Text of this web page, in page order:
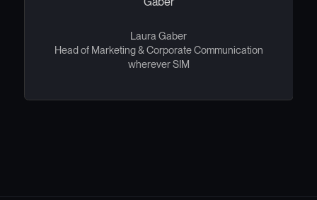
Laura Gaber
Head of Marketing & Corporate Communication
wherever SIM